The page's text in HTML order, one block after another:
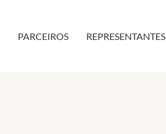
PARCEIROS REPRESENTANTES